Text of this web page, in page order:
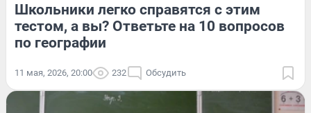
Школьники легко справятся с этим
тестом, а вы? Ответьте на 10 вопросов
по географии
11 мая, 2026, 20:00 232 Обсудить